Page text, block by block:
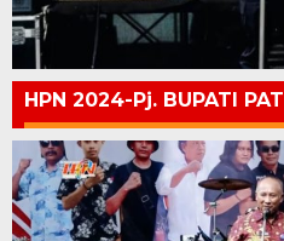
HPN 2024-Pj. BUPATI PATI